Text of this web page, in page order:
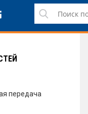
ДОСТАВКА И ОПЛАТА
СЕРВИС
передача